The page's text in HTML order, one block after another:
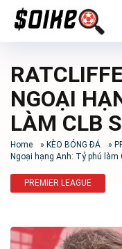
NGOẠI
LÀM CLB
Home » KÈO BÓNG ĐÁ »
Ngoại hạng Anh: Tỷ phú làm
PREMIER LEAGUE